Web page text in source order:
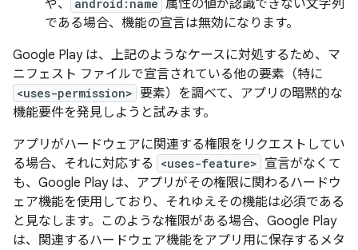
や、
android:name 属性の値が認識できない文字列
である場合、機能の宣言は無効になります。
Google Play は、上記のようなケースに対処するため、マ
ニフェスト ファイルで宣言されている他の要素 （特に
<uses-permission> 要素）を調べて、アプリの暗黙的な
機能要件を発見しようと試みます。
アプリがハードウェアに関連する権限をリクエストしてい
る場合、それに対応する
<uses-feature> 宣言がなくて
も、Google Play は、アプリがその権限に関わるハードウ
ェア機能を使用しており、それゆえその機能は必須である
と見なします。このような権限がある場合、Google Play
は、関連するハードウェア機能をアプリ用に保存するメタ